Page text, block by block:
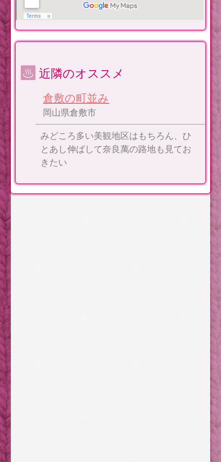
近隣のオススメ
倉敷の町並み
岡山県倉敷市
みどころ多い美観地区はもちろん、ひ
とあし伸ばして奈良萬の路地も見てお
きたい